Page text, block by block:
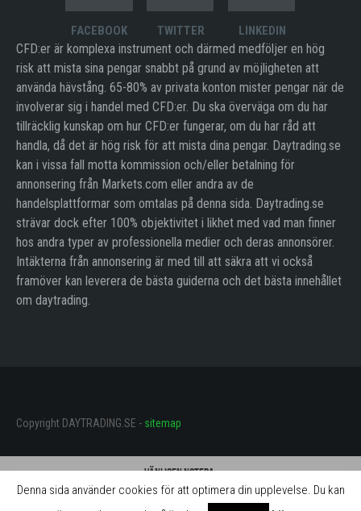
FACEBOOK TWITTER LINKEDIN
CFD:er är komplexa instrument och därmed medföljer en hög
risk att mista sina pengar snabbt på grund av möjligheten att
använda hävstång. 65-80% av privata konton mister pengar när de
involverar sig i handel med CFD:er. Du ska överväga om du har
tillräcklig kunskap om hur CFD:er fungerar, om du har råd att
handla, då det är hög risk för att mista dina pengar. Daytrading.se
kan i vissa fall motta kommission och/eller betalning för
annonsering från Markets.com eller andra av de
handelsplattformar som omtalas på denna sida. Daytrading.se
strävar dock efter 100% objektivitet i likhet med vad man finner
hos andra typer av professionella medier och deras annonsörer.
Intäkterna från annonsering är med till att säkra att vi också
framöver kan leverera de bästa guiderna och det bästa innehållet
om daytrading.
Copyright DAYTRADING.SE - sitemap
Denna sida använder cookies för att optimera din upplevelse. Du kan
Vänligen notera:
Daytrading.se får betalning för omnämnande av mäklarna på denna sida.
Betalningen innebär att vi ständigt kan utveckla webbplatsen och göra